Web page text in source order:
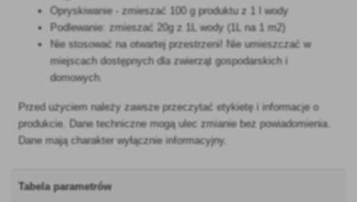
Opryskiwanie - zmieszać 100 g produktu z 1 l wody
Podlewanie: zmieszać 20g z 1L wody (1L na 1 m2)
Nie stosować na otwartej przestrzeni! Nie umieszczać w
miejscach dostępnych dla zwierząt gospodarskich i
domowych.
Przed użyciem należy zawsze przeczytać etykietę i informacje o
produkcie. Dane techniczne mogą ulec zmianie bez powiadomienia.
Dane mają charakter wyłącznie informacyjny.
Tabela parametrów